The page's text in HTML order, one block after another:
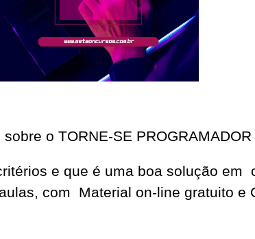
o TORNE-SE PROGRAMADOR
e que é uma boa solução em
com Material on-line gratuito e